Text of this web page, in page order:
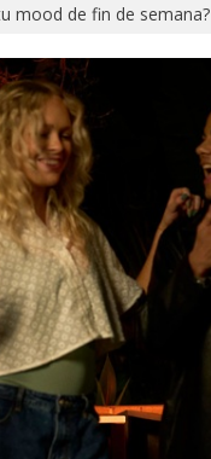
mood de fin de semana?